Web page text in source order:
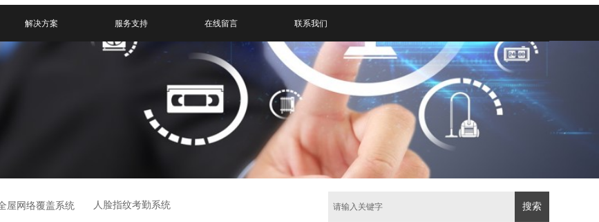
解决方案 服务支持 在线留言 联系我们
搜索
人脸指纹考勤系统
屋网络覆盖系统